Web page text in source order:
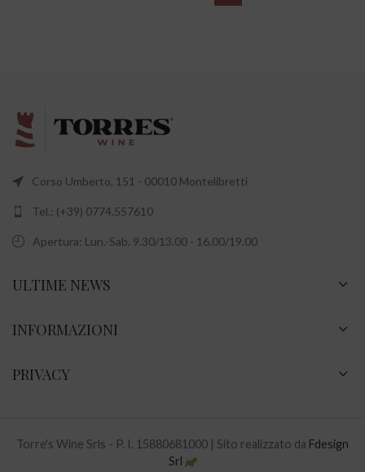
Corso Umberto, 151 - 00010 Montelibretti
Tel.: (+39) 0774.557610
Apertura: Lun.-Sab. 9.30/13.00 - 16.00/19.00
ULTIME NEWS
INFORMAZIONI
PRIVACY
Torre's Wine Srls - P. I. 15880681000 | Sito realizzato da Fdesign
Srl